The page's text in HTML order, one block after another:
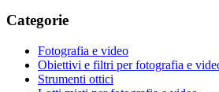
Categorie
Fotografia e video
Obiettivi e filtri per fotografia e
Strumenti ottici